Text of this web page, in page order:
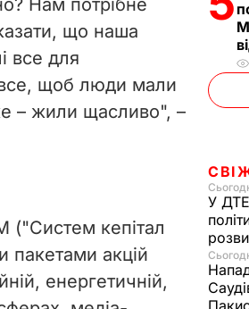
що наша
все для
все, щоб люди мали
– жили щасливо", –
("Систем кепітал
пакетами акцій
енергетичній,
У